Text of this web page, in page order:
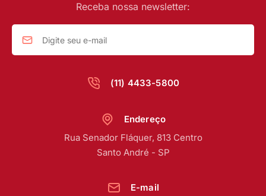
(11) 4433-5800
Receba nossa newsletter:
Endereço
Rua Senador Fláquer, 813 Centro
Santo André - SP
E-mail